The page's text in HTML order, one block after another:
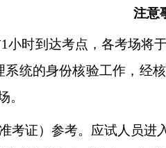
注意
小时到达考点，各考场将
统的身份核验工作，经
。
考证）参考。应试人员